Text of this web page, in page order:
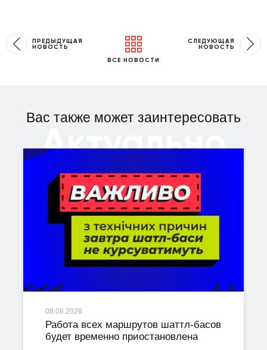
ПРЕДЫДУЩАЯ
НОВОСТЬ
ВСЕ НОВОСТИ
СЛЕДУЮЩАЯ
НОВОСТЬ
Вас также может заинтересовать
Актуально
08.08.2026
Работа всех маршрутов шаттл-басов
будет временно приостановлена